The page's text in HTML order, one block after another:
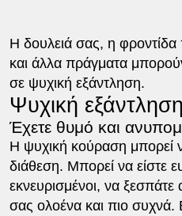
Η δουλειά σας, η φροντίδα
και άλλα πράγματα
σε ψυχική εξάντληση.
Ψυχική
Έχετε θυμό και
Η ψυχική κούραση μπορεί
διάθεση. Μπορεί να είστε
εκνευρισμένοι, να
σας ολοένα και πιο συχνά.